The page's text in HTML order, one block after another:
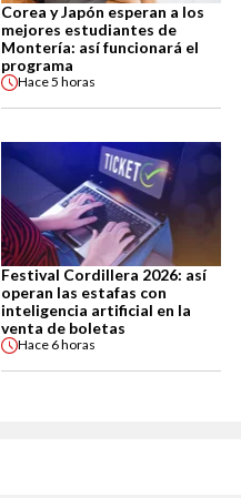
Corea y Japón esperan a los
mejores estudiantes de
Montería: así funcionará el
programa
Hace5 horas
Festival Cordillera 2026: así
operan las estafas con
inteligencia artificial en la
venta de boletas
Hace 6 horas